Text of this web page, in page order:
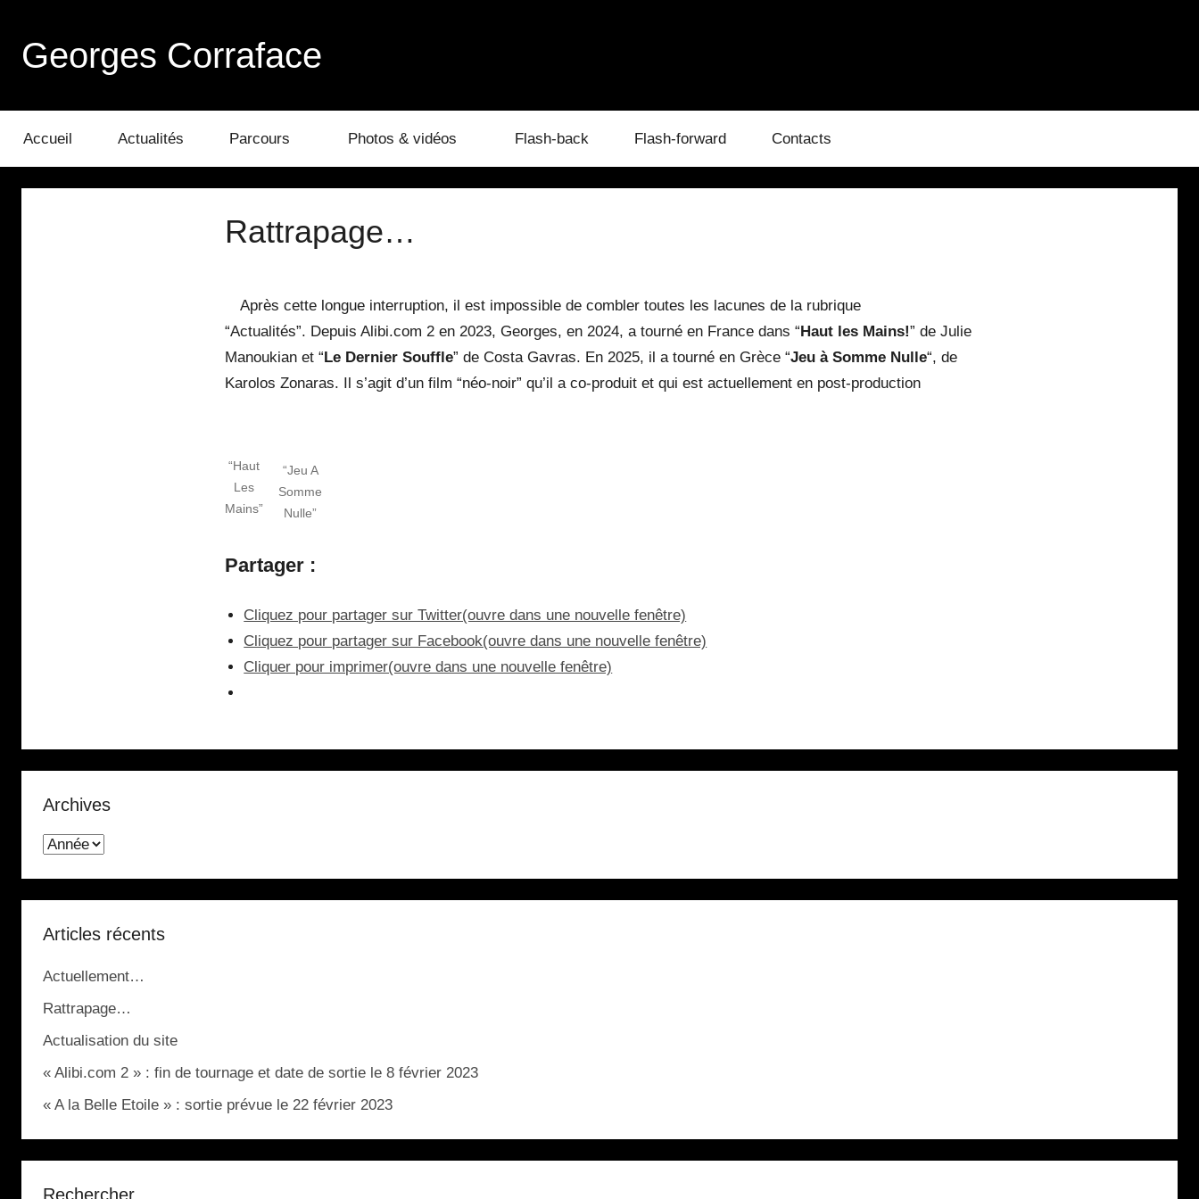
contenu
Georges Corraface
Accueil Actualités Parcours Photos & vidéos Flash-back Flash-forward Contacts
Rattrapage…
Après cette longue interruption, il est impossible de combler toutes les lacunes de la rubrique
“Actualités”. Depuis Alibi.com 2 en 2023, Georges, en 2024, a tourné en France dans “Haut les Mains!” de Julie
Manoukian et “Le Dernier Souffle” de Costa Gavras. En 2025, il a tourné en Grèce “Jeu à Somme Nulle“, de
Karolos Zonaras. Il s’agit d’un film “néo-noir” qu’il a co-produit et qui est actuellement en post-production
“Haut
Les
Mains”
“Jeu A
Somme
Nulle”
Partager :
Cliquez pour partager sur Twitter(ouvre dans une nouvelle fenêtre)
Cliquez pour partager sur Facebook(ouvre dans une nouvelle fenêtre)
Cliquer pour imprimer(ouvre dans une nouvelle fenêtre)
Archives
Articles récents
Actuellement…
Rattrapage…
Actualisation du site
« Alibi.com 2 » : fin de tournage et date de sortie le 8 février 2023
« A la Belle Etoile » : sortie prévue le 22 février 2023
Rechercher